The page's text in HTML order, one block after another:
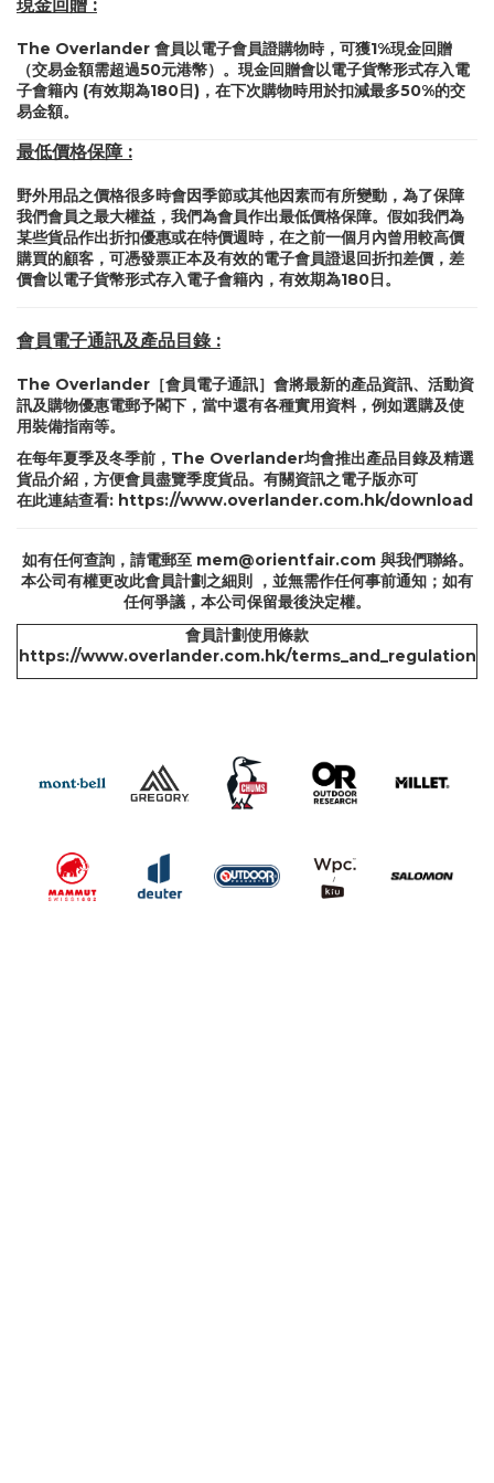
現金回贈 :
The Overlander 會員以電子會員證購物時，可獲1%現金回贈
（交易金額需超過50元港幣）。現金回贈會以電子貨幣形式存入電
子會籍內 (有效期為180日)，在下次購物時用於扣減最多50%的交
易金額。
最低價格保障 :
野外用品之價格很多時會因季節或其他因素而有所變動，為了保障
我們會員之最大權益，我們為會員作出最低價格保障。假如我們為
某些貨品作出折扣優惠或在特價週時，在之前一個月內曾用較高價
購買的顧客，可憑發票正本及有效的電子會員證退回折扣差價，差
價會以電子貨幣形式存入電子會籍內，有效期為180日。
會員電子通訊及產品目錄 :
The Overlander［會員電子通訊］會將最新的產品資訊、活動資
訊及購物優惠電郵予閣下，當中還有各種實用資料，例如選購及使
用裝備指南等。
在每年夏季及冬季前，The Overlander均會推出產品目錄及精選
貨品介紹，方便會員盡覽季度貨品。有關資訊之電子版亦可
在此連結查看: https://www.overlander.com.hk/download
如有任何查詢，請電郵至 mem@orientfair.com與我們聯絡。
本公司有權更改此會員計劃之細則 ，並無需作任何事前通知；如有
任何爭議，本公司保留最後決定權。
會員計劃使用條款
https://www.overlander.com.hk/terms_and_regulation